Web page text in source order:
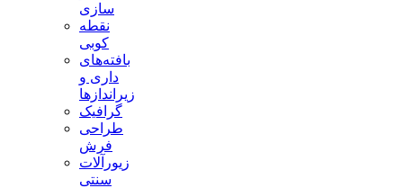
سازی
نقطه
کوبی
بافته‌های
داری و
زیراندازها
گرافیک
طراحی
فرش
زیورآلات
سنتی